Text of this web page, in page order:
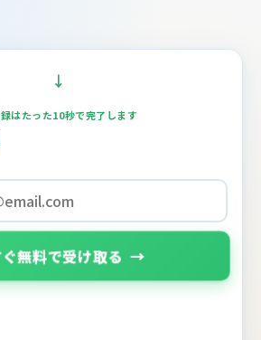
↓
はたった10秒で完了します
無料で受け取る →